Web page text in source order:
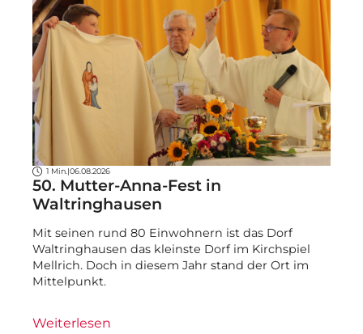
1 Min. |06.08.2026
50. Mutter-Anna-Fest in
Waltringhausen
Mit seinen rund 80 Einwohnern ist das Dorf
Waltringhausen das kleinste Dorf im Kirchspiel
Mellrich. Doch in diesem Jahr stand der Ort im
Mittelpunkt.
Weiterlesen